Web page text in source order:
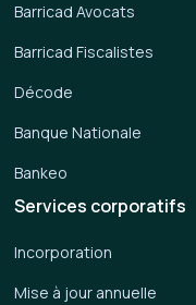
Services corporatifs
Incorporation
Mise à jour annuelle
Barricad Avocats
Barricad Fiscalistes
Décode
Banque Nationale
Bankeo